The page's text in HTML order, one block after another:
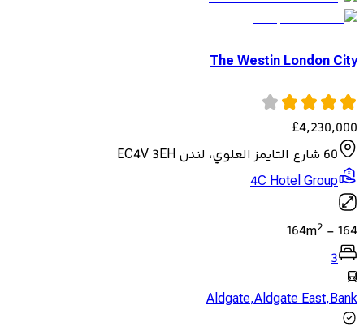
The Westin London City
£4,230,000
60 شارع التايمز العلوي، لندن EC4V 3EH
4C Hotel Group
164
-
164m2
3
Aldgate,Aldgate East,Bank